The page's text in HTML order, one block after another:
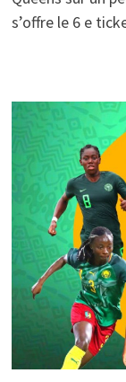
s’offre le 6 e